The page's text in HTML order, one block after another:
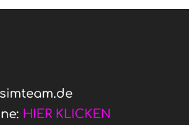
HIER KLICKEN